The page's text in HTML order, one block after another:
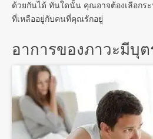
ด้วยกันได้ ทันใดนั้น คุณอาจต้องเลือกร
ที่เหลืออยู่กับคนที่คุณรักอยู่
อาการของภาวะมีบุ